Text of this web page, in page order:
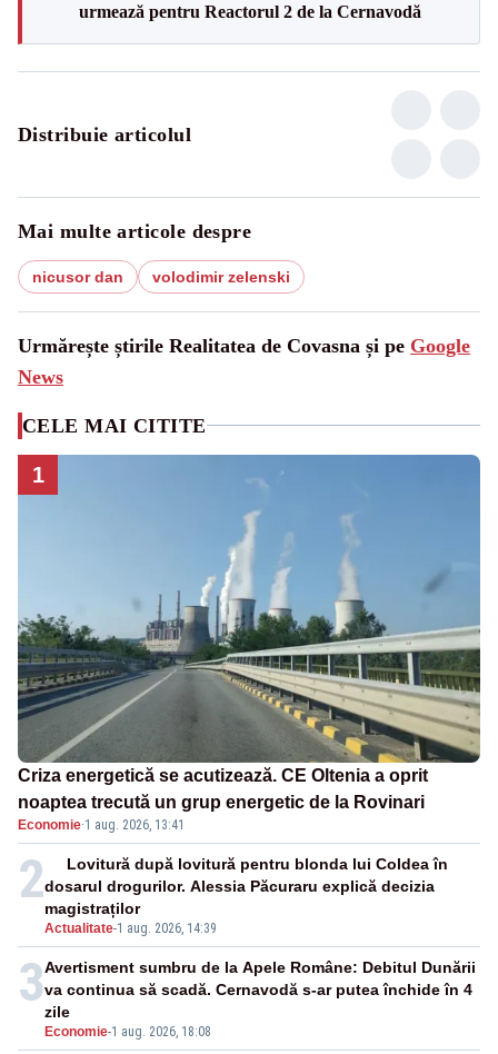
urmează pentru Reactorul 2 de la Cernavodă
Distribuie articolul
Mai multe articole despre
nicusor dan volodimir zelenski
Urmărește știrile Realitatea de Covasna și pe Google
News
CELE MAI CITITE
1
Criza energetică se acutizează. CE Oltenia a oprit
noaptea trecută un grup energetic de la Rovinari
Economie·1 aug. 2026, 13:41
2
Actualitate-1 aug. 2026, 14:39
Lovitură după lovitură pentru blonda lui Coldea în
dosarul drogurilor. Alessia Păcuraru explică decizia
magistraților
3
Economie-1 aug. 2026, 18:08
Avertisment sumbru de la Apele Române: Debitul Dunării
va continua să scadă. Cernavodă s-ar putea închide în 4
zile